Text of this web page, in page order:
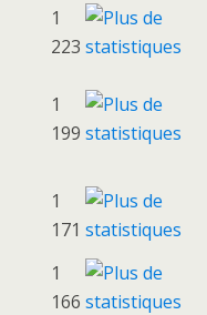
1
223
1
199
1
171
1
166